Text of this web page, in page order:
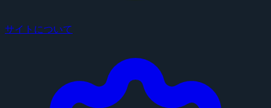
サイトについて